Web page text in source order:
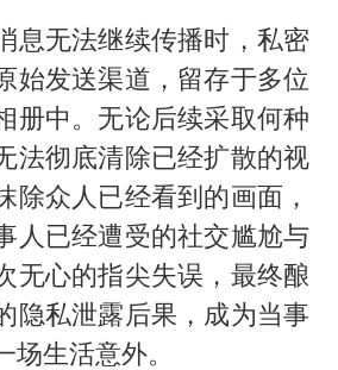
息无法继续传播时，私密
始发送渠道，留存于多位
册中。无论后续采取何种
法彻底清除已经扩散的视
除众人已经看到的画面，
人已经遭受的社交尴尬与
无心的指尖失误，最终酿
隐私泄露后果，成为当事
生活意外。